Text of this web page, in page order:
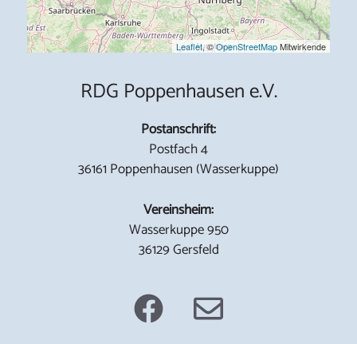
Leaflet, ©OpenStreetMapMitwirkende
RDG Poppenhausen e.V.
Postanschrift:
Postfach 4
36161 Poppenhausen (Wasserkuppe)
Vereinsheim:
Wasserkuppe 950
36129 Gersfeld